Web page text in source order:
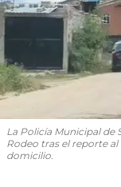
La Policía Municipal de
Rodeo tras el reporte
domicilio.